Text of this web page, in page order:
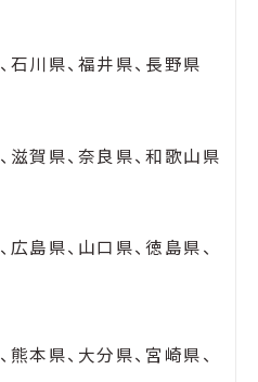
石川県、福井県、長野県
滋賀県、奈良県、和歌山県
広島県、山口県、徳島県、
本県、大分県、宮崎県、